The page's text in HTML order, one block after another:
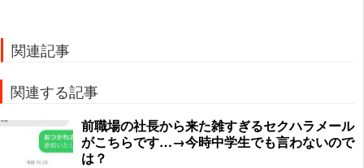
関連記事
関連する記事
前職場の社長から来た雑すぎるセクハラメール
がこちらです…→今時中学生でも言わないので
は？